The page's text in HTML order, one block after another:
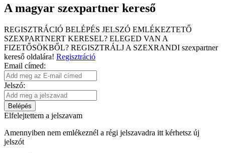
A magyar szexpartner kereső
REGISZTRÁCIÓ BELÉPÉS JELSZÓ EMLÉKEZTETŐ
SZEXPARTNERT KERESEL? ELEGED VAN A
FIZETŐSÖKBŐL? REGISZTRÁLJ A SZEXRANDI szexpartner
kereső oldalára! Regisztráció
Email címed:
Jelszó:
Belépés
Elfelejtettem a jelszavam
Amennyiben nem emlékeznél a régi jelszavadra itt kérhetsz új
jelszót